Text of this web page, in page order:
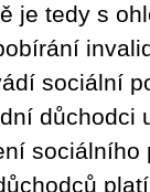
je tedy s
sociální
důchodci
sociálního